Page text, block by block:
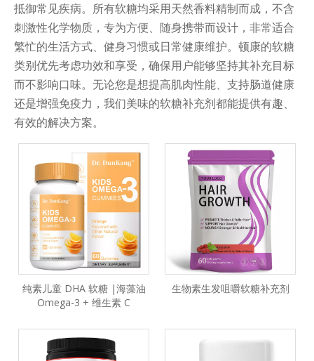
抵御常见疾病。所有软糖均采用天然香料精制而成，不含
刺激性化学物质，专为方便、随身携带而设计，非常适合
繁忙的生活方式、健身习惯或日常健康维护。顿康的软糖
类别优先考虑功效和享受，确保用户能够坚持其补充目标
而不影响口味。无论您是想提高肌肉性能、支持肠道健康
还是增强免疫力，我们美味的软糖补充剂都能提供有趣、
有效的解决方案。
纯素儿童 DHA 软糖 |海藻油
Omega-3 + 维生素 C
生物素生发咀嚼软糖补充剂